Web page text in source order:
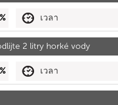
% เวลา
2 litry horké vody
% เวลา